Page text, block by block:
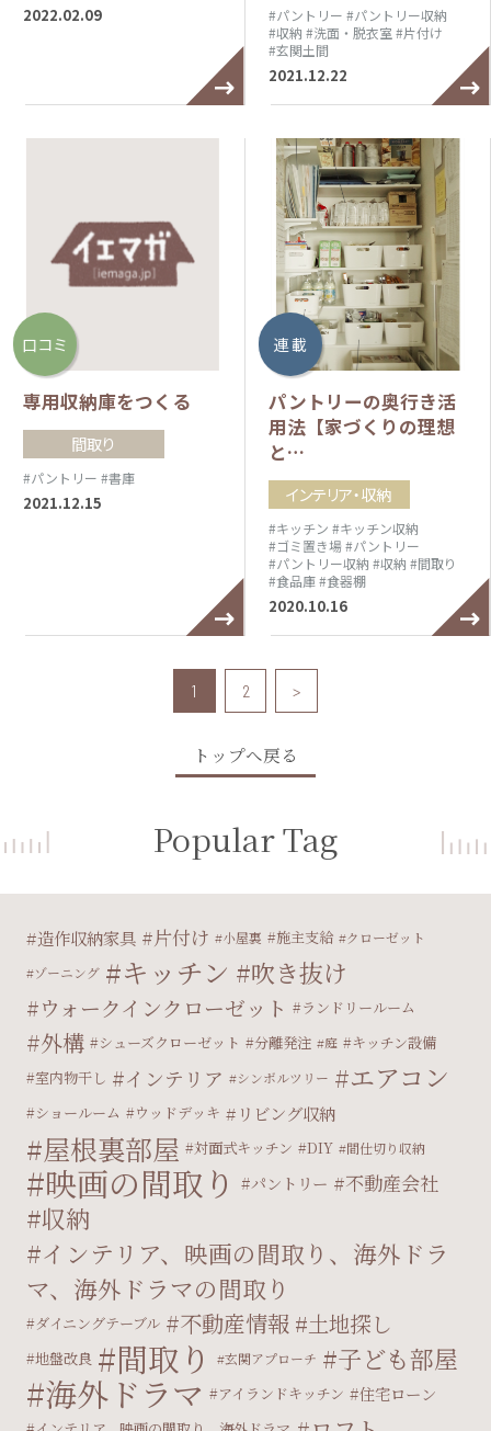
2022.02.09 #パントリー #パントリー収納
#収納 #洗面・脱衣室 #片付け
#玄関土間
2021.12.22
口コミ
専用収納庫をつくる
間取り
#パントリー #書庫
2021.12.15
連 載
パントリーの奥行き活
用法【家づくりの理想
と…
インテリア・収納
#キッチン #キッチン収納
#ゴミ置き場#パントリー
#パントリー収納 #収納 #間取り
#食品庫#食器棚
2020.10.16
1 2 >
トップへ戻る
Popular Tag
造作収納家具 片付け 小屋裏 施主支給
クローゼット
ゾーニング
キッチン 吹き抜け
ウォークインクローゼット ランドリールーム
外構 シューズクローゼット 分離発注 庭
キッチン設備
室内物干し
インテリア シンボルツリー エアコン
ショールーム ウッドデッキ リビング収納
屋根裏部屋 対面式キッチン DIY 間仕切り収納
映画の間取り パントリー 不動産会社
収納
インテリア、映画の間取り、海外ドラ
マ、海外ドラマの間取り
ダイニングテーブル 不動産情報 土地探し
地盤改良 間取り 玄関アプローチ 子ども部屋
海外ドラマ アイランドキッチン 住宅ローン